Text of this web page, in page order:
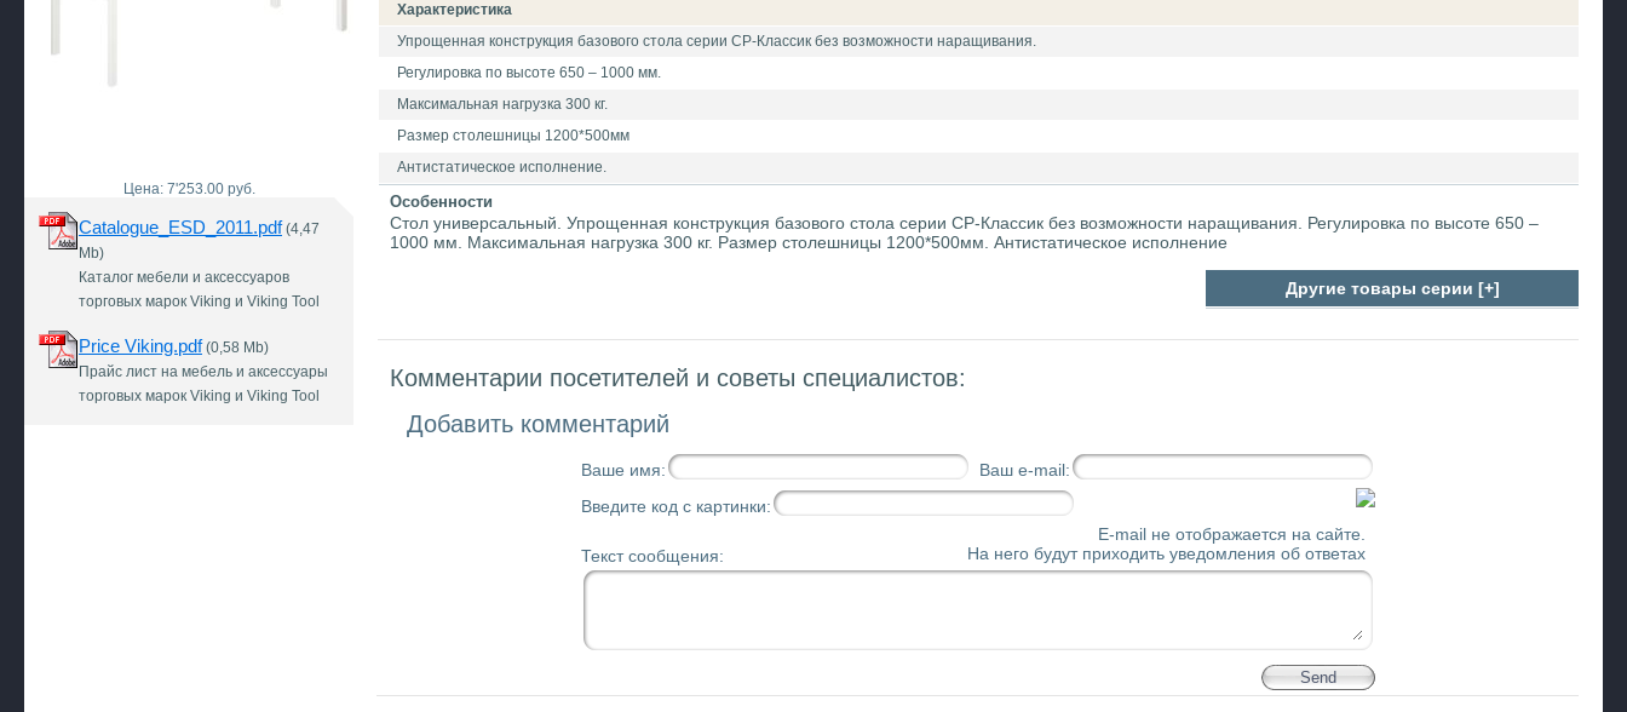
Цена: 7'253.00 руб.
Catalogue_ESD_2011.pdf(4,47
Mb)
Каталог мебели и аксессуаров
торговых марок Viking и Viking Tool
Price Viking.pdf(0,58 Mb)
Прайс лист на мебель и аксессуары
торговых марок Viking и Viking Tool
Характеристика
Упрощенная конструкция базового стола серии СР-Классик без возможности наращивания.
Регулировка по высоте 650 – 1000 мм.
Максимальная нагрузка 300 кг.
Размер столешницы 1200*500мм
Антистатическое исполнение.
Особенности
Стол универсальный. Упрощенная конструкция базового стола серии СР-Классик без возможности наращивания. Регулировка по высоте 650 –
1000 мм. Максимальная нагрузка 300 кг. Размер столешницы 1200*500мм. Антистатическое исполнение
Другие товары серии [+]
Комментарии посетителей и советы специалистов:
Добавить комментарий
Ваше имя:
Ваш e-mail:
Введите код с картинки:
Текст сообщения:
E-mail не отображается на сайте.
На него будут приходить уведомления об ответах